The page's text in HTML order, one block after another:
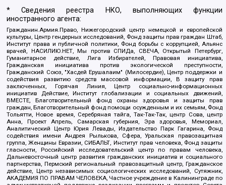
* Сведения реестра НКО, выполняющих функции
иностранного агента:
Гражданин.Армия.Право, Нижегородский центр немецкой и европейской
культуры, Центр гендерных исследований, Фонд защиты прав граждан Штаб,
Институт права и публичной политики, Фонд борьбы с коррупцией, Альянс
врачей, НАСИЛИЮ.НЕТ, Мы против СПИДа, СВЕЧА, Открытый Петербург,
Гуманитарное действие, Лига Избирателей, Правовая инициатива,
Гражданская инициатива против экологической преступности,
Гражданский Союз, "Хасдей Ерушалаим" (Милосердие), Центр поддержки и
содействия развитию средств массовой информации, В защиту прав
заключенных, Горячая Линия, Центр социально-информационных
инициатив Действие, Институт глобализации и социальных движений,
ВМЕСТЕ, Благотворительный фонд охраны здоровья и защиты прав
граждан, Благотворительный фонд помощи осужденным и их семьям, Фонд
Тольятти, Новое время, Серебряная тайга, Так-Так-Так, центр Сова, центр
Анна, Проект Апрель, Самарская губерния, Эра здоровья, Мемориал,
Аналитический Центр Юрия Левады, Издательство Парк Гагарина, Фонд
содействия имени Андрея Рылькова, Сфера, Уральская правозащитная
группа, Женщины Евразии, СИБАЛЬТ, Институт прав человека, Фонд защиты
гласности, Российский исследовательский центр по правам человека,
Дальневосточный центр развития гражданских инициатив и социального
партнерства, Пермский региональный правозащитный центр, Гражданское
действие, Центр независимых социологических исследований, Сутяжник,
АКАДЕМИЯ ПО ПРАВАМ ЧЕЛОВЕКА, Частное учреждение в Калининграде по